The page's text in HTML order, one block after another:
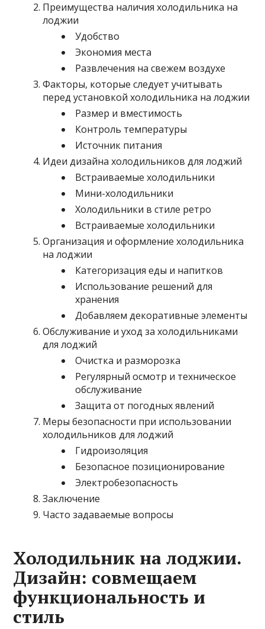
Преимущества наличия холодильника на
лоджии
Удобство
Экономия места
Развлечения на свежем воздухе
Факторы, которые следует учитывать
перед установкой холодильника на лоджии
Размер и вместимость
Контроль температуры
Источник питания
Идеи дизайна холодильников для лоджий
Встраиваемые холодильники
Мини-холодильники
Холодильники в стиле ретро
Встраиваемые холодильники
Организация и оформление холодильника
на лоджии
Категоризация еды и напитков
Использование решений для
хранения
Добавляем декоративные элементы
Обслуживание и уход за холодильниками
для лоджий
Очистка и разморозка
Регулярный осмотр и техническое
обслуживание
Защита от погодных явлений
Меры безопасности при использовании
холодильников для лоджий
Гидроизоляция
Безопасное позиционирование
Электробезопасность
Заключение
Часто задаваемые вопросы
Холодильник на лоджии.
Дизайн: совмещаем
функциональность и
стиль